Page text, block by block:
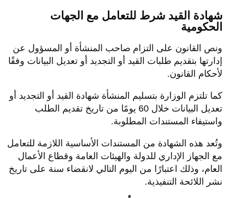
شهادة القيد شرط للتعامل مع الجهات
الحكومية
ونص القانون على التزام صاحب المنشأة أو المسؤول عن
إدارتها بتقديم طلبات القيد أو التجديد أو تعديل البيانات وفقًا
لأحكام القانون.
كما تلتزم الوزارة بتسليم المنشأة شهادة القيد أو التجديد أو
تعديل البيانات خلال 60 يومًا من تاريخ تقديم الطلب
واستيفاء المستندات المطلوبة.
وتُعد هذه الشهادة من المستندات الأساسية اللازمة للتعامل
مع الجهاز الإداري للدولة والهيئات العامة وقطاع الأعمال
العام، وذلك اعتبارًا من اليوم التالي لانقضاء سنة على تاريخ
نشر اللائحة التنفيذية.